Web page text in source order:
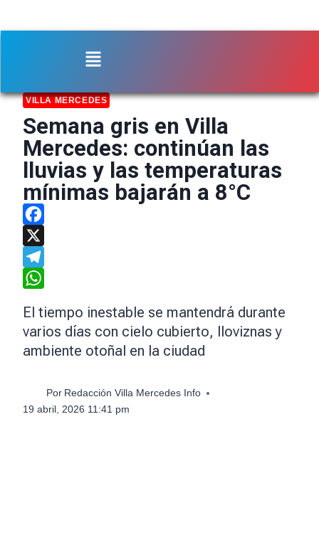
VILLA MERCEDES
Semana gris en Villa
Mercedes: continúan las
lluvias y las temperaturas
mínimas bajarán a 8°C
Facebook
X
Telegram
El tiempo inestable se mantendrá durante
varios días con cielo cubierto, lloviznas y
ambiente otoñal en la ciudad
Por Redacción Villa Mercedes Info
19 abril, 2026 11:41 pm